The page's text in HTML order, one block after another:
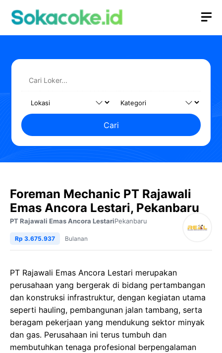
Cari
Foreman Mechanic PT Rajawali
Emas Ancora Lestari, Pekanbaru
PT Rajawali Emas Ancora LestariPekanbaru
Rp 3.675.937 Bulanan
PT Rajawali Emas Ancora Lestari merupakan
perusahaan yang bergerak di bidang pertambangan
dan konstruksi infrastruktur, dengan kegiatan utama
seperti hauling, pembangunan jalan tambang, serta
beragam pekerjaan yang mendukung sektor minyak
dan gas. Perusahaan ini terus tumbuh dan
membutuhkan tenaga profesional berpengalaman